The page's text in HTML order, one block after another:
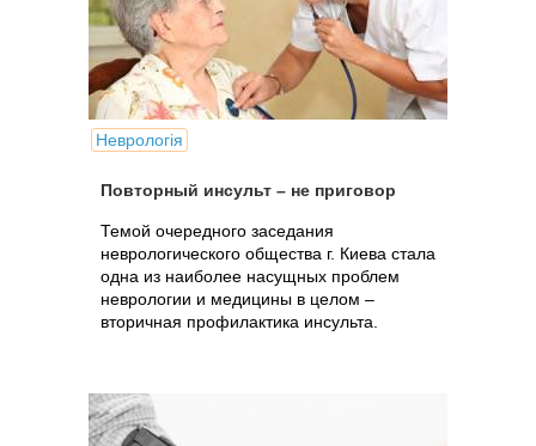
Неврологія
Повторный инсульт – не приговор
Темой очередного заседания
неврологического общества г. Киева стала
одна из наиболее насущных проблем
неврологии и медицины в целом –
вторичная профилактика инсульта.